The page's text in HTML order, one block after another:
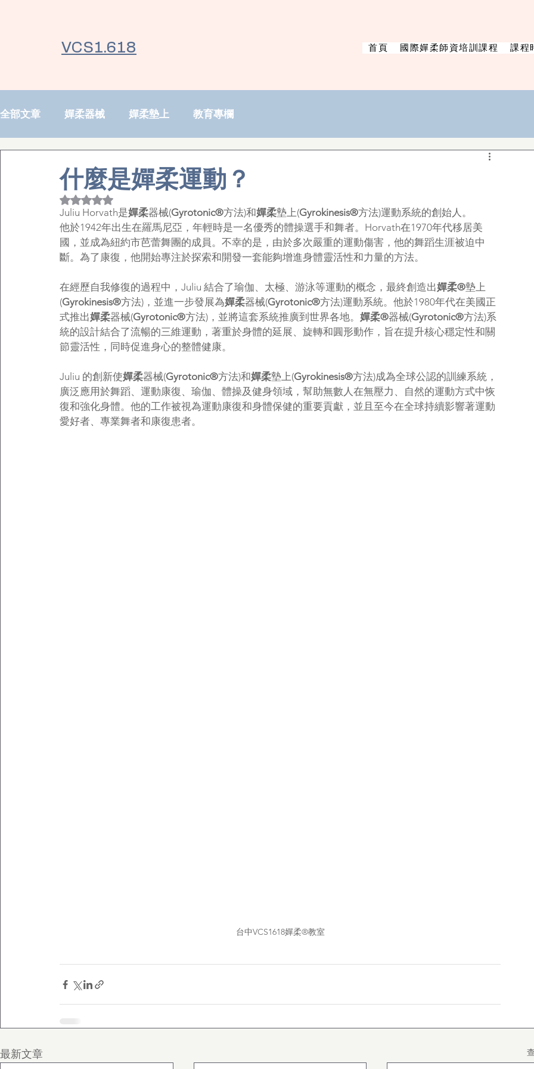
VCS1.618 首頁 國際嬋柔師資培訓課程 課程
全部文章 嬋柔器械 嬋柔墊上 教育專欄
什麼是嬋柔運動？
評等為 NaN（最高為 5 顆星）。
Juliu Horvath是嬋柔器械(Gyrotonic®方法)和嬋柔墊上(Gyrokinesis®方法)運動系統的創始人。
他於1942年出生在羅馬尼亞，年輕時是一名優秀的體操選手和舞者。Horvath在1970年代移居美
國，並成為紐約市芭蕾舞團的成員。不幸的是，由於多次嚴重的運動傷害，他的舞蹈生涯被迫中
斷。為了康復，他開始專注於探索和開發一套能夠增進身體靈活性和力量的方法。
在經歷自我修復的過程中，Juliu 結合了瑜伽、太極、游泳等運動的概念，最終創造出嬋柔®墊上
(Gyrokinesis®方法)，並進一步發展為嬋柔器械(Gyrotonic®方法)運動系統。他於1980年代在美國正
式推出嬋柔器械(Gyrotonic®方法)，並將這套系統推廣到世界各地。 嬋柔®器械(Gyrotonic®方法)系
統的設計結合了流暢的三維運動，著重於身體的延展、旋轉和圓形動作，旨在提升核心穩定性和關
節靈活性，同時促進身心的整體健康。
Juliu 的創新使嬋柔器械(Gyrotonic®方法)和嬋柔墊上(Gyrokinesis®方法)成為全球公認的訓練系統，
廣泛應用於舞蹈、運動康復、瑜伽、體操及健身領域，幫助無數人在無壓力、自然的運動方式中恢
復和強化身體。他的工作被視為運動康復和身體保健的重要貢獻，並且至今在全球持續影響著運動
愛好者、專業舞者和康復患者。
台中VCS1618嬋柔®教室
最新文章